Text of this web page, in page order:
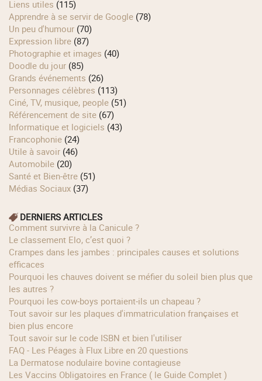
Liens utiles (115)
Apprendre à se servir de Google (78)
Un peu d'humour (70)
Expression libre (87)
Photographie et images (40)
Doodle du jour (85)
Grands événements (26)
Personnages célèbres (113)
Ciné, TV, musique, people (51)
Référencement de site (67)
Informatique et logiciels (43)
Francophonie (24)
Utile à savoir (46)
Automobile (20)
Santé et Bien-être (51)
Médias Sociaux (37)
DERNIERS ARTICLES
Comment survivre à la Canicule ?
Le classement Elo, c’est quoi ?
Crampes dans les jambes : principales causes et solutions
efficaces
Pourquoi les chauves doivent se méfier du soleil bien plus que
les autres ?
Pourquoi les cow‑boys portaient‑ils un chapeau ?
Tout savoir sur les plaques d'immatriculation françaises et
bien plus encore
Tout savoir sur le code ISBN et bien l'utiliser
FAQ - Les Péages à Flux Libre en 20 questions
La Dermatose nodulaire bovine contagieuse
Les Vaccins Obligatoires en France ( le Guide Complet )